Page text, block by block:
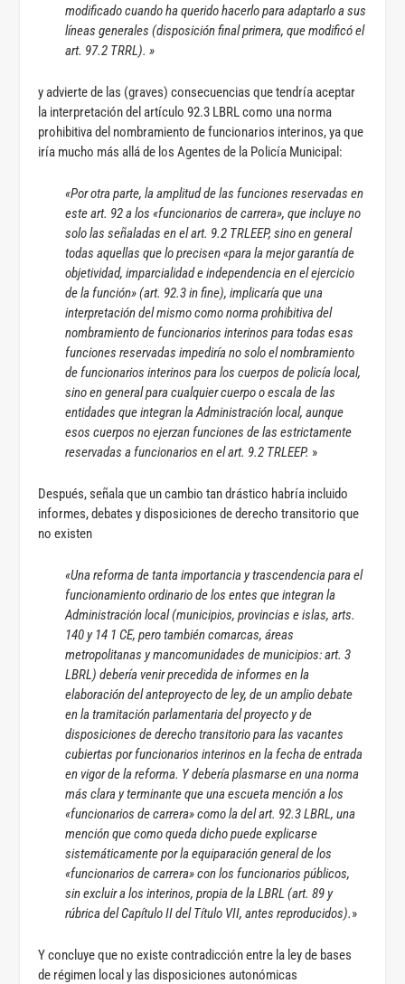
modificado cuando ha querido hacerlo para adaptarlo a sus
líneas generales (disposición final primera, que modificó el
art. 97.2 TRRL). »
y advierte de las (graves) consecuencias que tendría aceptar
la interpretación del artículo 92.3 LBRL como una norma
prohibitiva del nombramiento de funcionarios interinos, ya que
iría mucho más allá de los Agentes de la Policía Municipal:
«Por otra parte, la amplitud de las funciones reservadas en
este art. 92 a los «funcionarios de carrera», que incluye no
solo las señaladas en el art. 9.2 TRLEEP, sino en general
todas aquellas que lo precisen «para la mejor garantía de
objetividad, imparcialidad e independencia en el ejercicio
de la función» (art. 92.3 in fine), implicaría que una
interpretación del mismo como norma prohibitiva del
nombramiento de funcionarios interinos para todas esas
funciones reservadas impediría no solo el nombramiento
de funcionarios interinos para los cuerpos de policía local,
sino en general para cualquier cuerpo o escala de las
entidades que integran la Administración local, aunque
esos cuerpos no ejerzan funciones de las estrictamente
reservadas a funcionarios en el art. 9.2 TRLEEP. »
Después, señala que un cambio tan drástico habría incluido
informes, debates y disposiciones de derecho transitorio que
no existen
«Una reforma de tanta importancia y trascendencia para el
funcionamiento ordinario de los entes que integran la
Administración local (municipios, provincias e islas, arts.
140 y 14 1 CE, pero también comarcas, áreas
metropolitanas y mancomunidades de municipios: art. 3
LBRL) debería venir precedida de informes en la
elaboración del anteproyecto de ley, de un amplio debate
en la tramitación parlamentaria del proyecto y de
disposiciones de derecho transitorio para las vacantes
cubiertas por funcionarios interinos en la fecha de entrada
en vigor de la reforma. Y debería plasmarse en una norma
más clara y terminante que una escueta mención a los
«funcionarios de carrera» como la del art. 92.3 LBRL, una
mención que como queda dicho puede explicarse
sistemáticamente por la equiparación general de los
«funcionarios de carrera» con los funcionarios públicos,
sin excluir a los interinos, propia de la LBRL (art. 89 y
rúbrica del Capítulo II del Título VII, antes reproducidos).»
Y concluye que no existe contradicción entre la ley de bases
de régimen local y las disposiciones autonómicas